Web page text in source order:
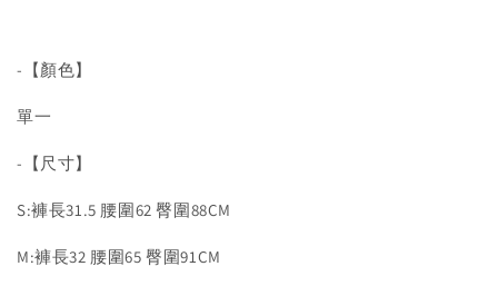
-【顏色】
單一
-【尺寸】
S:褲長31.5 腰圍62 臀圍88CM
M:褲長32 腰圍65 臀圍91CM